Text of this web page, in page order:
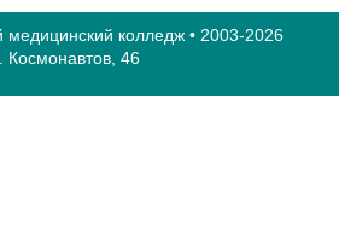
колледж • 2003-2026
Космонавтов, 46